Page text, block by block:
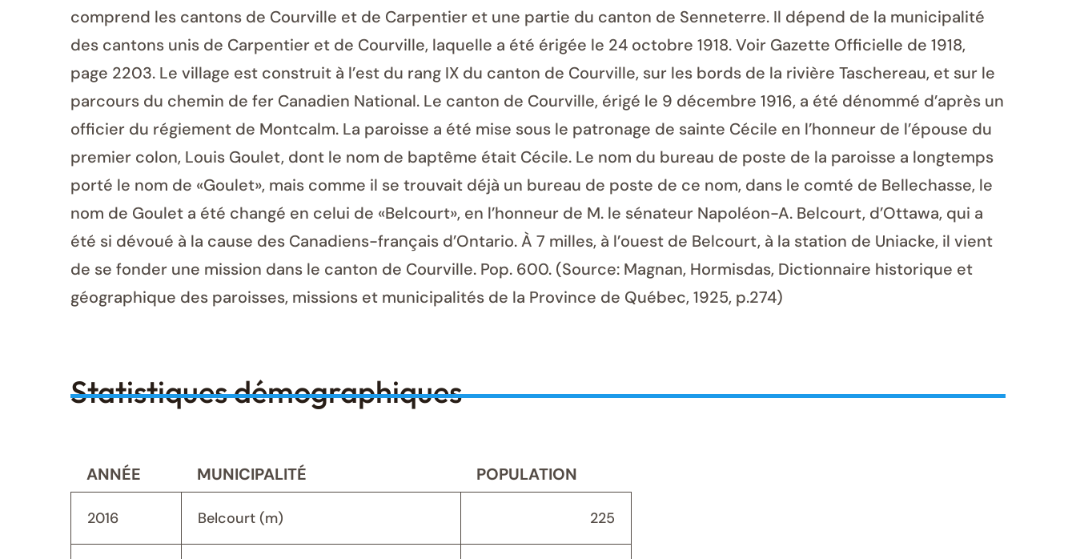
comprend les cantons de Courville et de Carpentier et une partie du canton de Senneterre. Il dépend de la municipalité
des cantons unis de Carpentier et de Courville, laquelle a été érigée le 24 octobre 1918. Voir Gazette Officielle de 1918,
page 2203. Le village est construit à l’est du rang IX du canton de Courville, sur les bords de la rivière Taschereau, et sur le
parcours du chemin de fer Canadien National. Le canton de Courville, érigé le 9 décembre 1916, a été dénommé d’après un
officier du régiement de Montcalm. La paroisse a été mise sous le patronage de sainte Cécile en l’honneur de l’épouse du
premier colon, Louis Goulet, dont le nom de baptême était Cécile. Le nom du bureau de poste de la paroisse a longtemps
porté le nom de «Goulet», mais comme il se trouvait déjà un bureau de poste de ce nom, dans le comté de Bellechasse, le
nom de Goulet a été changé en celui de «Belcourt», en l’honneur de M. le sénateur Napoléon-A. Belcourt, d’Ottawa, qui a
été si dévoué à la cause des Canadiens-français d’Ontario. À 7 milles, à l’ouest de Belcourt, à la station de Uniacke, il vient
de se fonder une mission dans le canton de Courville. Pop. 600. (Source: Magnan, Hormisdas, Dictionnaire historique et
géographique des paroisses, missions et municipalités de la Province de Québec, 1925, p.274)
Statistiques démographiques
ANNÉE MUNICIPALITÉ POPULATION
2016 Belcourt (m) 225